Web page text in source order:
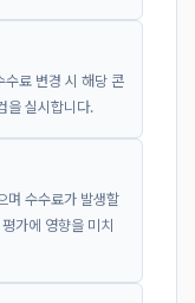
수료 변경 시 해당 콘
을 실시합니다.
며 수수료가 발생할
가에 영향을 미치